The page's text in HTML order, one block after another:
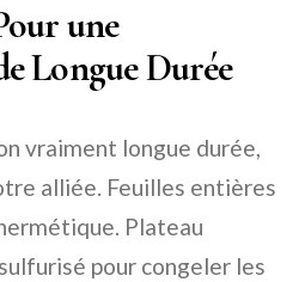
une
Longue Durée
vraiment longue durée,
alliée. Feuilles entières
Plateau
pour congeler les